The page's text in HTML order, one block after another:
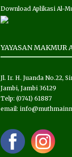
Download Aplikasi Al-
YAYASAN
Jl. Ir. H. Juanda No.22,
Jambi, Jambi 36129
Telp: (0741) 61887
email: